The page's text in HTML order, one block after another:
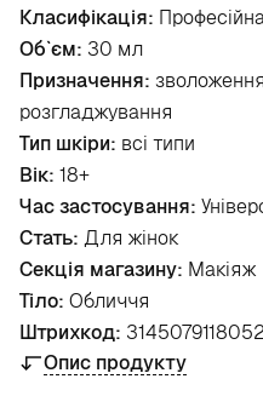
Класифікація:
Об`єм: 30 мл
Призначення:
розгладжування
Тип шкіри: всі типи
Вік: 18+
Час застосування:
Стать: Для жінок
Секція магазину: Макіяж
Тіло: Обличчя
Штрихкод: 3145079118052
Опис продукту